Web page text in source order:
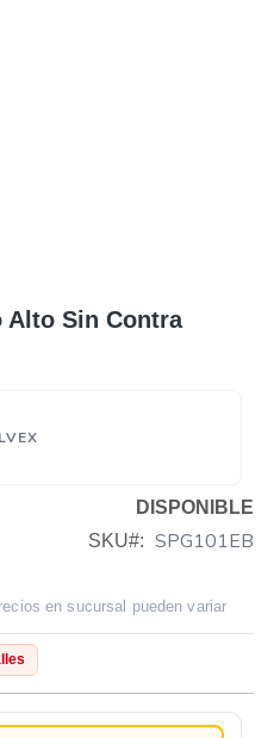
Alto Sin Contra
DISPONIBLE
SKU
SPG101EB
en sucursal pueden variar